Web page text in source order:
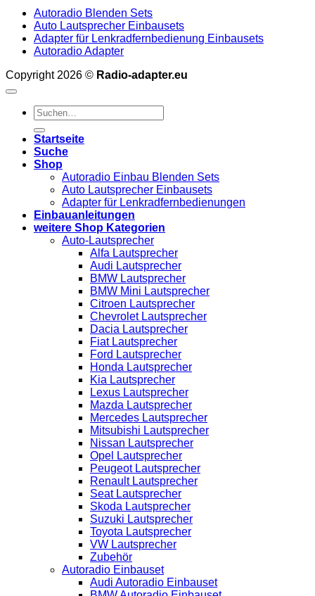
Autoradio Blenden Sets
Auto Lautsprecher Einbausets
Adapter für Lenkradfernbedienung Einbausets
Autoradio Adapter
Copyright 2026 © Radio-adapter.eu
Suchen
nach:
Startseite
Suche
Shop
Autoradio Einbau Blenden Sets
Auto Lautsprecher Einbausets
Adapter für Lenkradfernbedienungen
Einbauanleitungen
weitere Shop Kategorien
Auto-Lautsprecher
Alfa Lautsprecher
Audi Lautsprecher
BMW Lautsprecher
BMW Mini Lautsprecher
Citroen Lautsprecher
Chevrolet Lautsprecher
Dacia Lautsprecher
Fiat Lautsprecher
Ford Lautsprecher
Honda Lautsprecher
Kia Lautsprecher
Lexus Lautsprecher
Mazda Lautsprecher
Mercedes Lautsprecher
Mitsubishi Lautsprecher
Nissan Lautsprecher
Opel Lautsprecher
Peugeot Lautsprecher
Renault Lautsprecher
Seat Lautsprecher
Skoda Lautsprecher
Suzuki Lautsprecher
Toyota Lautsprecher
VW Lautsprecher
Zubehör
Autoradio Einbauset
Audi Autoradio Einbauset